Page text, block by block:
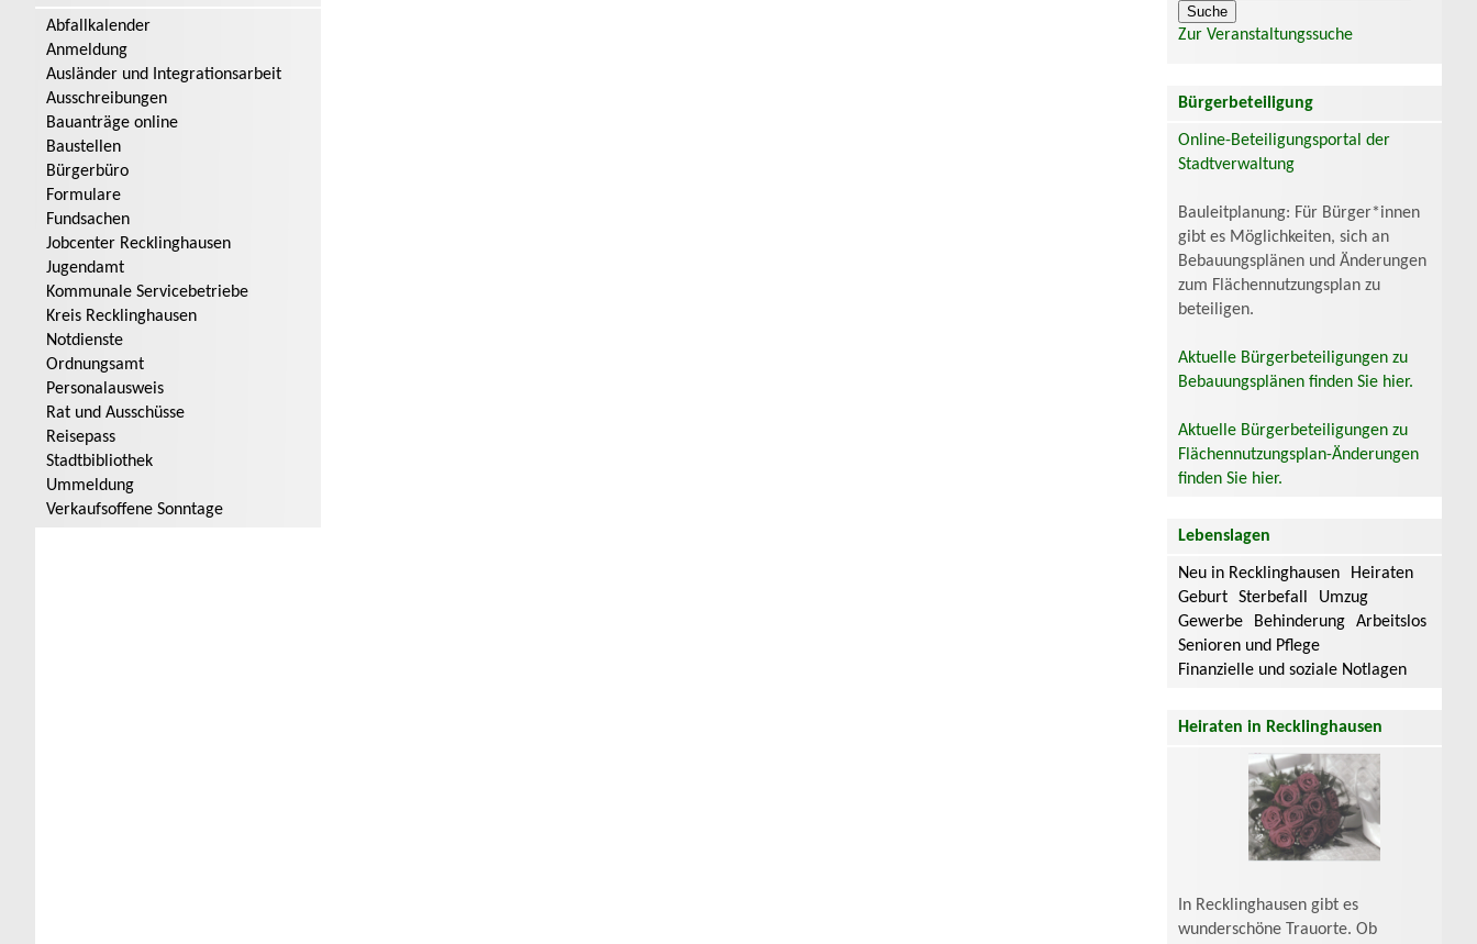
Abfallkalender
Anmeldung
Ausländer und Integrationsarbeit
Ausschreibungen
Bauanträge online
Baustellen
Bürgerbüro
Formulare
Fundsachen
Jobcenter Recklinghausen
Jugendamt
Kommunale Servicebetriebe
Kreis Recklinghausen
Notdienste
Ordnungsamt
Personalausweis
Rat und Ausschüsse
Reisepass
Stadtbibliothek
Ummeldung
Verkaufsoffene Sonntage
Zur Veranstaltungssuche
Bürgerbeteiligung
Online-Beteiligungsportal der
Stadtverwaltung
Bauleitplanung: Für Bürger*innen
gibt es Möglichkeiten, sich an
Bebauungsplänen und Änderungen
zum Flächennutzungsplan zu
beteiligen.
Aktuelle Bürgerbeteiligungen zu
Bebauungsplänen finden Sie hier.
Aktuelle Bürgerbeteiligungen zu
Flächennutzungsplan-Änderungen
finden Sie hier.
Lebenslagen
Neu in Recklinghausen
Heiraten
Geburt
Sterbefall
Umzug
Gewerbe
Behinderung
Arbeitslos
Senioren und Pflege
Finanzielle und soziale Notlagen
Heiraten in Recklinghausen
In Recklinghausen gibt es
wunderschöne Trauorte. Ob